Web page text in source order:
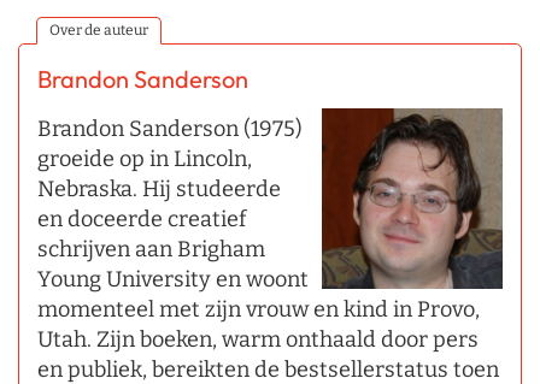
Over de auteur
Brandon Sanderson
Brandon Sanderson (1975)
groeide op in Lincoln,
Nebraska. Hij studeerde
en doceerde creatief
schrijven aan Brigham
Young University en woont
momenteel met zijn vrouw en kind in Provo,
Utah. Zijn boeken, warm onthaald door pers
en publiek, bereikten de bestsellerstatus toen